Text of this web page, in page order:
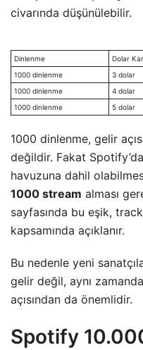
civarında düşünülebilir.
Dinlenme Dolar
1000 dinlenme
3 dolar
1000 dinlenme
4 dolar
1000 dinlenme
5 dolar
1000 dinlenme, gelir
değildir. Fakat
havuzuna dahil
1000 stream alması
sayfasında bu eşik,
kapsamında açıklanır.
Bu nedenle yeni
gelir değil, aynı
açısından da önemlidir.
Spotify